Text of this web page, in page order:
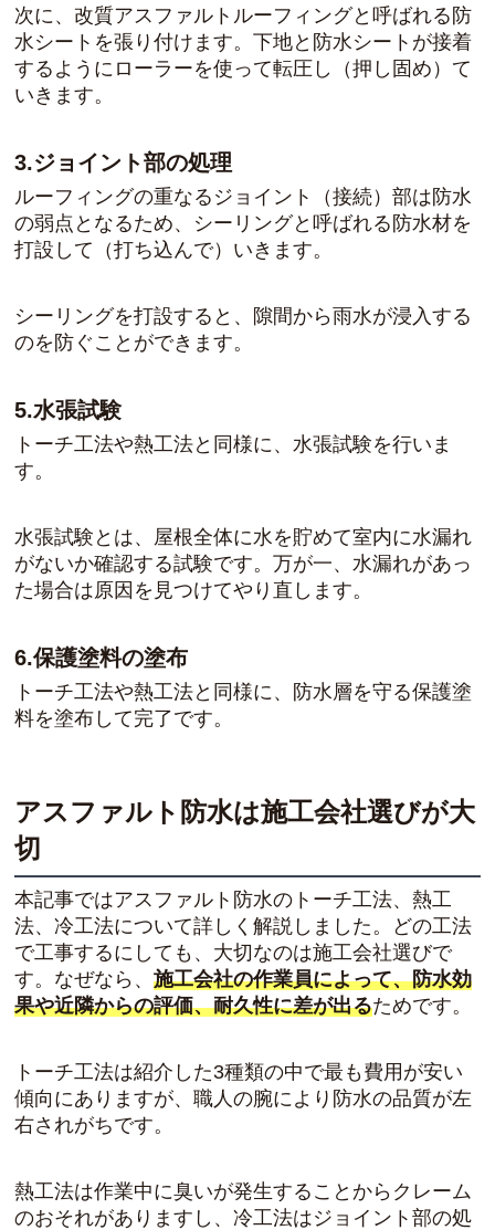
次に、改質アスファルトルーフィングと呼ばれる防
水シートを張り付けます。下地と防水シートが接着
するようにローラーを使って転圧し（押し固め）て
いきます。
3.ジョイント部の処理
ルーフィングの重なるジョイント（接続）部は防水
の弱点となるため、シーリングと呼ばれる防水材を
打設して（打ち込んで）いきます。
シーリングを打設すると、隙間から雨水が浸入する
のを防ぐことができます。
5.水張試験
トーチ工法や熱工法と同様に、水張試験を行いま
す。
水張試験とは、屋根全体に水を貯めて室内に水漏れ
がないか確認する試験です。万が一、水漏れがあっ
た場合は原因を見つけてやり直します。
6.保護塗料の塗布
トーチ工法や熱工法と同様に、防水層を守る保護塗
料を塗布して完了です。
アスファルト防水は施工会社選びが大
切
本記事ではアスファルト防水のトーチ工法、熱工
法、冷工法について詳しく解説しました。どの工法
で工事するにしても、大切なのは施工会社選びで
す。なぜなら、施工会社の作業員によって、防水効
果や近隣からの評価、耐久性に差が出るためです。
トーチ工法は紹介した3種類の中で最も費用が安い
傾向にありますが、職人の腕により防水の品質が左
右されがちです。
熱工法は作業中に臭いが発生することからクレーム
のおそれがありますし、冷工法はジョイント部の処